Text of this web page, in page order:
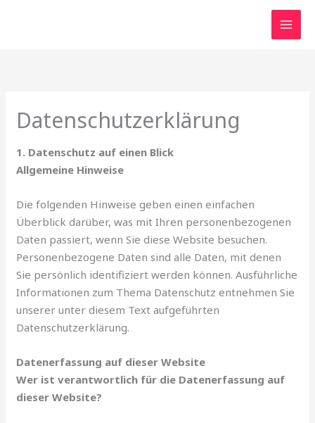
Datenschutzerklärung
1. Datenschutz auf einen Blick
Allgemeine Hinweise
Die folgenden Hinweise geben einen einfachen
Überblick darüber, was mit Ihren personenbezogenen
Daten passiert, wenn Sie diese Website besuchen.
Personenbezogene Daten sind alle Daten, mit denen
Sie persönlich identifiziert werden können. Ausführliche
Informationen zum Thema Datenschutz entnehmen Sie
unserer unter diesem Text aufgeführten
Datenschutzerklärung.
Datenerfassung auf dieser Website
Wer ist verantwortlich für die Datenerfassung auf
dieser Website?